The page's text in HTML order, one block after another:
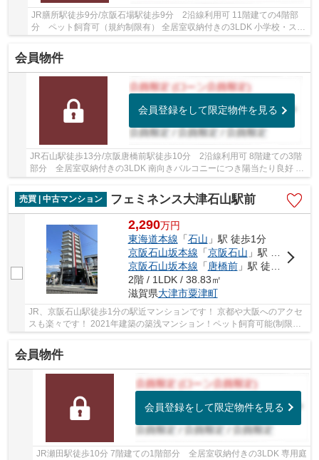
JR膳所駅徒歩9分/京阪石場駅徒歩9分 2沿線利用可 11階建ての4階部
分 ペット飼育可（規約制限有） 全居室収納付きの3LDK 小学校・スー
パー徒歩10分圏内です
会員物件
会員登録をして限定物件を見る
JR石山駅徒歩13分/京阪唐橋前駅徒歩10分 2沿線利用可 8階建ての3階
部分 全居室収納付きの3LDK 南向きバルコニーにつき陽当たり良好 小
学校・スーパー徒歩10分圏内です
売買 | 中古マンション
フェミネンス大津石山駅前
2,290万円
東海道本線 「石山 」駅 徒歩1分
京阪石山坂本線 「京阪石山 」駅 徒歩1分
京阪石山坂本線 「唐橋前」駅 徒歩10分
2階 / 1LDK / 38.83㎡
滋賀県大津市粟津町
JR、京阪石山駅徒歩1分の駅近マンションです！ 京都や大阪へのアクセ
スも楽々です！ 2021年建築の築浅マンション！ペット飼育可能(制限
会員物件
会員登録をして限定物件を見る
JR瀬田駅徒歩10分 7階建ての1階部分 全居室収納付きの3LDK 専用庭